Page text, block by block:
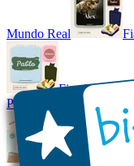
Mundo Real
Fiambrera con
Paquetes
Kit